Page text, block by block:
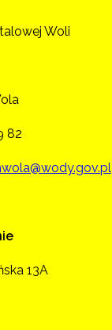
Woli
82
13A